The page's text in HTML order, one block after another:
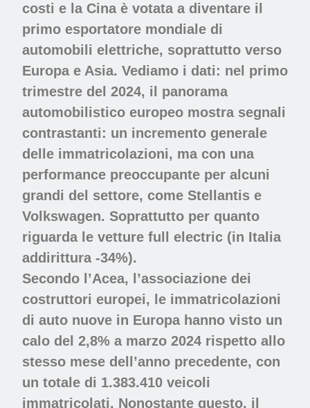
costi e la Cina è votata a diventare il
primo esportatore mondiale di
automobili elettriche, soprattutto verso
Europa e Asia. Vediamo i dati: nel primo
trimestre del 2024, il panorama
automobilistico europeo mostra segnali
contrastanti: un incremento generale
delle immatricolazioni, ma con una
performance preoccupante per alcuni
grandi del settore, come Stellantis e
Volkswagen. Soprattutto per quanto
riguarda le vetture full electric (in Italia
addirittura -34%).
Secondo l’Acea, l’associazione dei
costruttori europei, le immatricolazioni
di auto nuove in Europa hanno visto un
calo del 2,8% a marzo 2024 rispetto allo
stesso mese dell’anno precedente, con
un totale di 1.383.410 veicoli
immatricolati. Nonostante questo, il